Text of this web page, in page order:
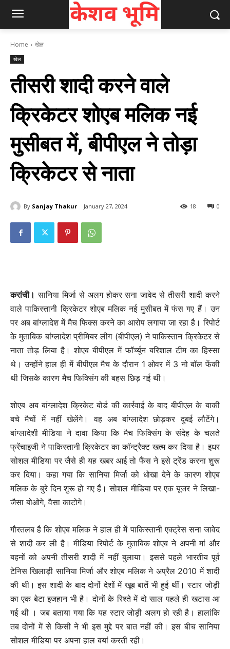
Home खेल
खेल
तीसरी शादी करने वाले
क्रिकेटर शोएब मलिक नई
मुसीबत में, बीपीएल ने तोड़ा
क्रिकेटर से नाता
By Sanjay Thakur January 27, 2024 0
18
करांची। सानिया मिर्जा से अलग होकर सना जावेद से तीसरी शादी करने
वाले पाकिस्तानी क्रिकेटर शोएब मलिक नई मुसीबत में फंस गए हैं। उन
पर अब बांग्लादेश में मैच फिक्स करने का आरोप लगाया जा रहा है। रिपोर्ट
के मुताबिक बांग्लादेश प्रीमियर लीग (बीपीएल) ने पाकिस्तान क्रिकेटर से
नाता तोड़ लिया है। शोएब बीपीएल में फॉर्च्यून बरिशाल टीम का हिस्सा
थे। उन्होंने हाल ही में बीपीएल मैच के दौरान 1 ओवर में 3 नो बॉल फेंकी
थी जिसके कारण मैच फिक्सिंग की बहस छिड़ गई थी।
शोएब अब बांग्लादेश क्रिकेट बोर्ड की कार्रवाई के बाद बीपीएल के बाकी
बचे मैचों में नहीं खेलेंगे। वह अब बांग्लादेश छोड़कर दुबई लौटेंगे।
बांग्लादेशी मीडिया ने दावा ‎किया कि मैच फिक्सिंग के संदेह के चलते
फ्रेंचाइजी ने पाकिस्तानी क्रिकेटर का कॉन्ट्रैक्ट खत्म कर दिया है। इधर
सोशल मीडिया पर जैसे ही यह खबर आई तो फैंस ने इसे ट्रेंड करना शुरू
कर दिया। कहा गया कि सानिया मिर्जा को धोखा देने के कारण शोएब
मलिक के बुरे दिन शुरू हो गए हैं। सोशल मीडिया पर एक यूजर ने लिखा-
जैसा बोओगे, वैसा काटोगे।
गौरतलब है कि शोएब मलिक ने हाल ही में पाकिस्तानी एक्ट्रेस सना जावेद
से शादी कर ली है। मी‎डिया ‎रिपोर्ट के मुताबिक शोएब ने अपनी मां और
बहनों को अपनी तीसरी शादी में नहीं बुलाया। इससे पहले भारतीय पूर्व
टेनिस खिलाड़ी सानिया मिर्जा और शोएब मलिक ने अप्रैल 2010 में शादी
की थी। इस शादी के बाद दोनों देशों में खूब बातें भी हुई थीं। स्टार जोड़ी
का एक बेटा इजहान भी है। दोनों के रिश्ते में दो साल पहले ही खटास आ
गई थी । जब बताया गया कि यह स्टार जोड़ी अलग हो रही है। हालांकि
तब दोनों में से किसी ने भी इस मुद्दे पर बात नहीं की। इस बीच सानिया
सोशल मीडिया पर अपना हाल बयां करती रही।